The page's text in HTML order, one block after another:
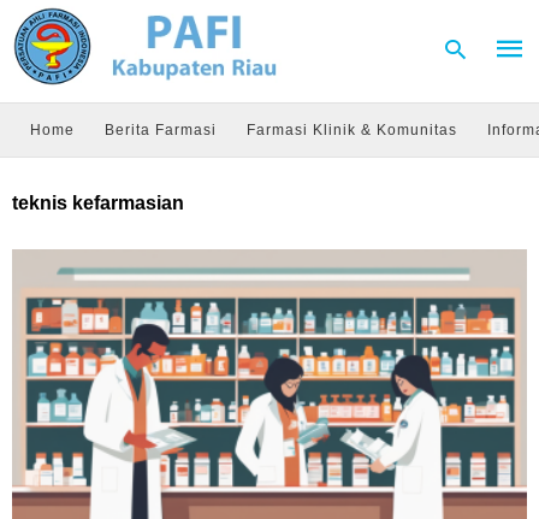
Home Berita Farmasi Farmasi Klinik & Komunitas
teknis kefarmasian